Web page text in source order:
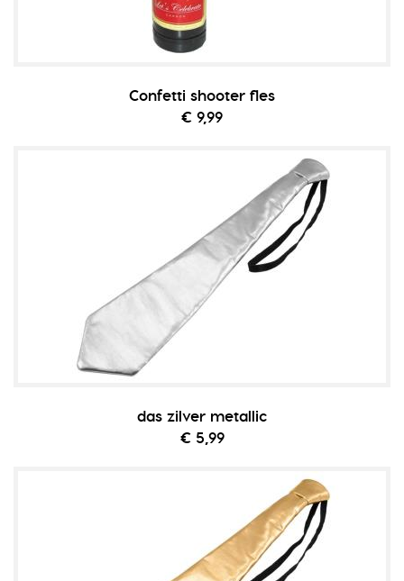
Confetti shooter fles
€ 9,99
das zilver metallic
€ 5,99